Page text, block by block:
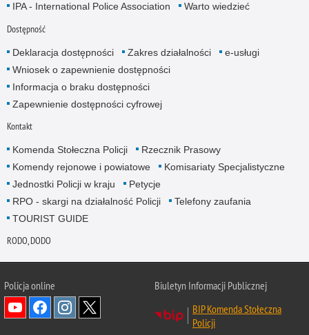
IPA - International Police Association
Warto wiedzieć
Dostępność
Deklaracja dostępności Zakres działalności
e-usługi
Wniosek o zapewnienie dostępności
Informacja o braku dostępności
Zapewnienie dostępności cyfrowej
Kontakt
Komenda Stołeczna Policji
Rzecznik Prasowy
Komendy rejonowe i powiatowe
Komisariaty Specjalistyczne
Jednostki Policji w kraju
Petycje
RPO - skargi na działalność Policji
Telefony zaufania
TOURIST GUIDE
RODO, DODO
Policja online
Biuletyn Informacji Publicznej
BIP Komenda Stołeczna
Policji